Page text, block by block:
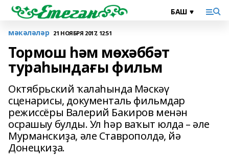
мәкәләләр 21 НОЯБРЯ 2017, 12:51
Тормош һәм мөхәббәт
тураһындағы фильм
Октябрьский ҡалаһында Мәскәү
сценарисы, документаль фильмдар
режиссёры Валерий Бакиров менән
осрашыу булды. Ул һәр ваҡыт юлда – әле
Мурманскиҙа, әле Ставрополдә, йә
Донецкиҙа.